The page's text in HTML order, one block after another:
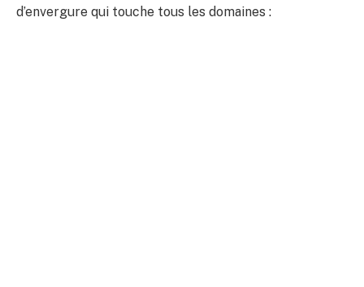
d’envergure qui touche tous les domaines :